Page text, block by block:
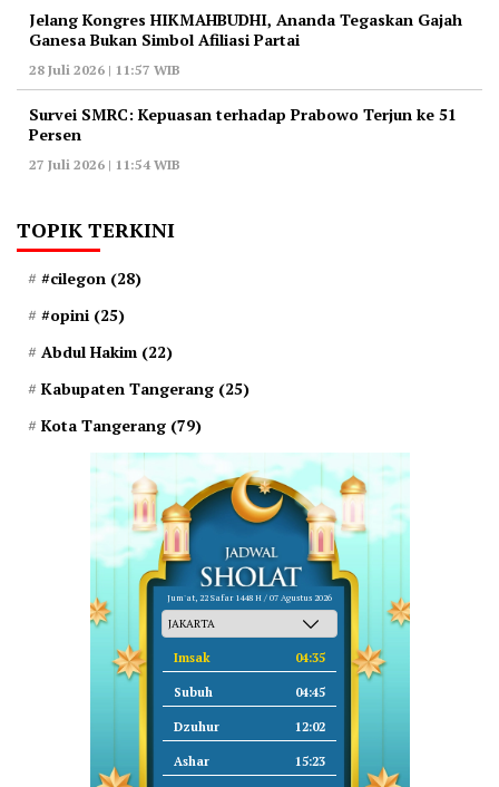
‎Jelang Kongres HIKMAHBUDHI, Ananda Tegaskan Gajah
Ganesa Bukan Simbol Afiliasi Partai
28 Juli 2026 | 11:57 WIB
‎Survei SMRC: Kepuasan terhadap Prabowo Terjun ke 51
Persen
27 Juli 2026 | 11:54 WIB
TOPIK TERKINI
#cilegon (28)
#opini (25)
Abdul Hakim (22)
Kabupaten Tangerang (25)
Kota Tangerang (79)
Jum'at, 22 Safar 1448 H / 07 Agustus 2026
Imsak 04:35
Subuh 04:45
Dzuhur 12:02
Ashar 15:23